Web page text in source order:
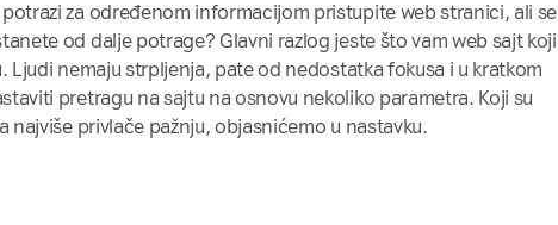
potrazi za određenom informacijom pristupite web stranici, ali se
od dalje potrage? Glavni razlog jeste što vam web sajt koji
Ljudi nemaju strpljenja, pate od nedostatka fokusa i u kratkom
pretragu na sajtu na osnovu nekoliko parametra. Koji su
najviše privlače pažnju, objasnićemo u nastavku.